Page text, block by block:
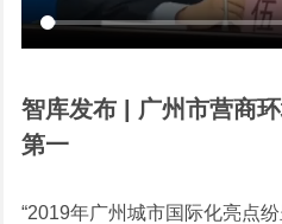
智库发布 | 广州市营商
第一
“2019年广州城市国际化亮点